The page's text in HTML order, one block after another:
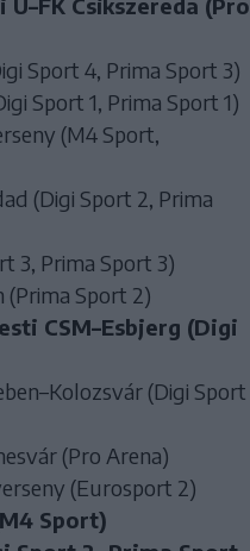
Sport 4, Prima Sport 3)
Sport 1, Prima Sport 1)
(M4 Sport,
(Digi Sport 2, Prima
3, Prima Sport 3)
Sport 2)
CSM–Esbjerg (Digi
(Digi Sport
(Pro Arena)
(Eurosport 2)
Sport)